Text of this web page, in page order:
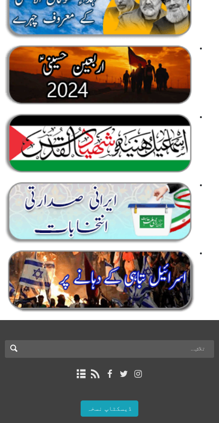
ڈیسکٹاپ نسخہ